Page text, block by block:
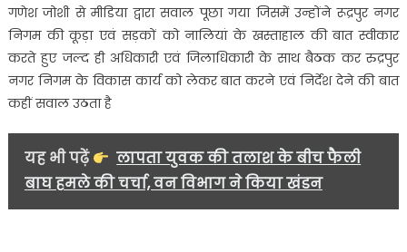
सवाल….
गणेश जोशी से मीडिया द्वारा सवाल पूछा गया जिसमें उन्होंने रूद्रपुर नगर
निगम की कूड़ा एवं सड़कों को नालियां के खस्ताहाल की बात स्वीकार
करते हुए जल्द ही अधिकारी एवं जिलाधिकारी के साथ बैठक कर रुद्रपुर
नगर निगम के विकास कार्य को लेकर बात करने एवं निर्देश देने की बात
कहीं सवाल उठता है
यह भी पढ़ें
लापता युवक की तलाश के बीच फैली
बाघ हमले की चर्चा, वन विभाग ने किया खंडन